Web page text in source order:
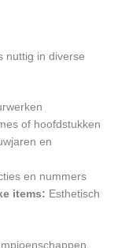
nuttig in diverse
of hoofdstukken
en
en nummers
items: Esthetisch